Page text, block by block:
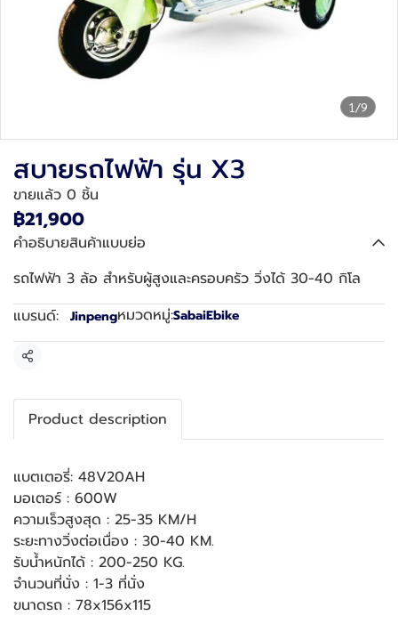
1/9
สบายรถไฟฟ้า รุ่น X3
ขายแล้ว 0 ชิ้น
฿21,900
คำอธิบายสินค้าแบบย่อ
รถไฟฟ้า 3 ล้อ สำหรับผู้สูงและครอบครัว วิ่งได้ 30-40 กิโล
แบรนด์:
Jinpengหมวดหมู่:SabaiEbike
แชร์
Product description
แบตเตอรี่: 48V20AH
มอเตอร์ : 600W
ความเร็วสูงสุด : 25-35 KM/H
ระยะทางวิ่งต่อเนื่อง : 30-40 KM.
รับน้ำหนักได้ : 200-250 KG.
จำนวนที่นั่ง : 1-3 ที่นั่ง
ขนาดรถ : 78x156x115